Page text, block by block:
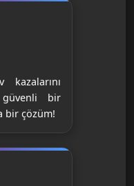
güvenli bir
bir çözüm!